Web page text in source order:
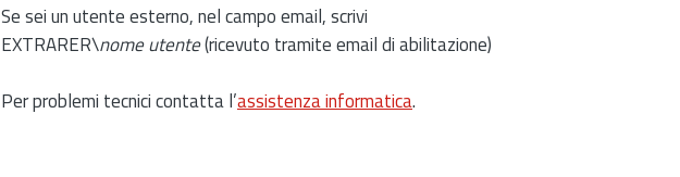
Se sei un utente esterno, nel campo email, scrivi
EXTRARER\nome utente(ricevuto tramite email di abilitazione)
Per problemi tecnici contatta l’assistenza informatica.